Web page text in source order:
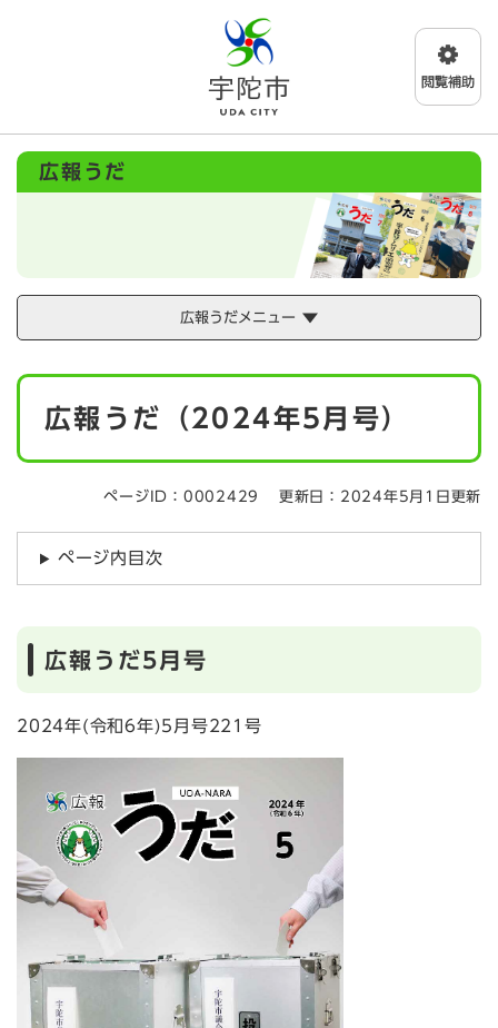
メニューを飛ばして本文へ
広報うだ
広報うだメニュー
本
広報うだ（2024年5月号）
ページID：0002429 更新日：2024年5月1日更新
ページ内目次
広報うだ5月号
2024年(令和6年)5月号221号